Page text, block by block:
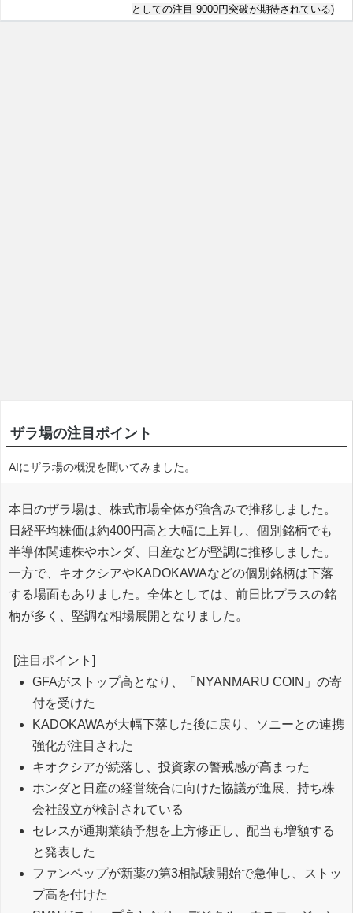
としての注目 9000円突破が期待されている)
ザラ場の注目ポイント
AIにザラ場の概況を聞いてみました。
本日のザラ場は、株式市場全体が強含みで推移しました。
日経平均株価は約400円高と大幅に上昇し、個別銘柄でも
半導体関連株やホンダ、日産などが堅調に推移しました。
一方で、キオクシアやKADOKAWAなどの個別銘柄は下落
する場面もありました。全体としては、前日比プラスの銘
柄が多く、堅調な相場展開となりました。
[注目ポイント]
GFAがストップ高となり、「NYANMARU COIN」の寄
付を受けた
KADOKAWAが大幅下落した後に戻り、ソニーとの連携
強化が注目された
キオクシアが続落し、投資家の警戒感が高まった
ホンダと日産の経営統合に向けた協議が進展、持ち株
会社設立が検討されている
セレスが通期業績予想を上方修正し、配当も増額する
と発表した
ファンペップが新薬の第3相試験開始で急伸し、ストッ
プ高を付けた